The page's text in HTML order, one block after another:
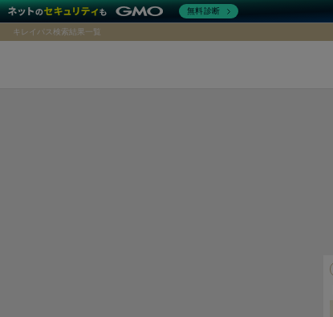
キレイパス検索結果一覧
無料診断